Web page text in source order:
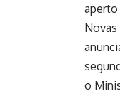
aperto
o